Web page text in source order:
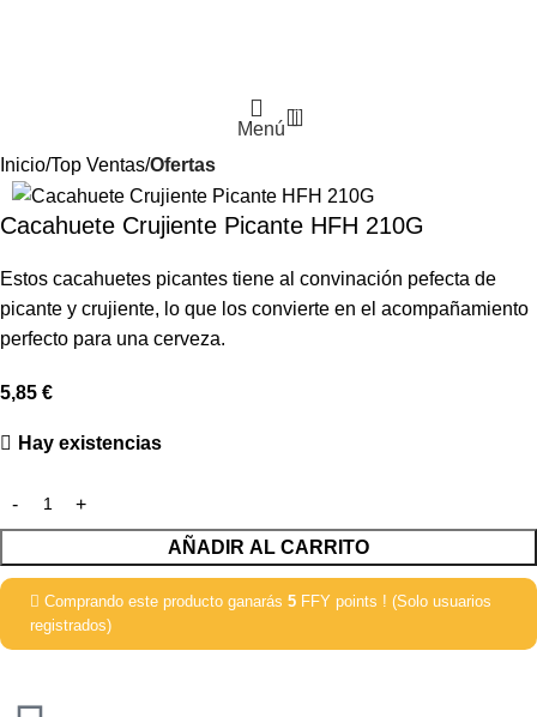
Menú
0
Inicio Top Ventas Ofertas
Cacahuete Crujiente Picante HFH 210G
Estos cacahuetes picantes tiene al convinación pefecta de
picante y crujiente, lo que los convierte en el acompañamiento
perfecto para una cerveza.
5,85 €
Hay existencias
AÑADIR AL CARRITO
Comprando este producto ganarás 5 FFY points ! (Solo usuarios
registrados)